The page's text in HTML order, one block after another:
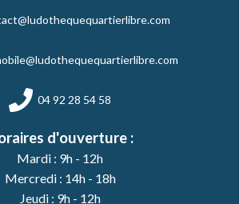
04 92 28 54 58
d'ouverture :
Mardi : 9h - 12h
Mercredi : 14h - 18h
Jeudi : 9h - 12h